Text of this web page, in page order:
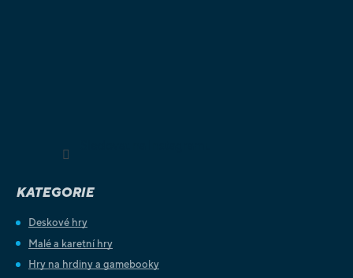
KATEGORIE
Deskové hry
Malé a karetní hry
Hry na hrdiny a gamebooky